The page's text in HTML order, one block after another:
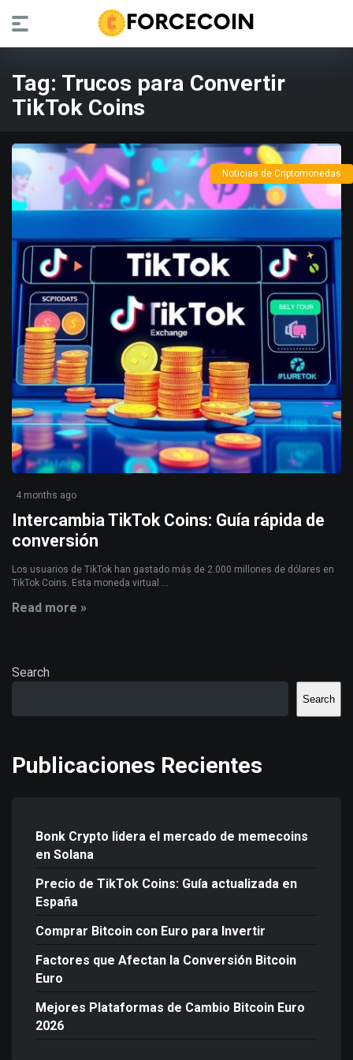
Tag: Trucos para Convertir
TikTok Coins
Noticias de Criptomonedas
4 months ago
Intercambia TikTok Coins: Guía rápida de
conversión
Los usuarios de TikTok han gastado más de 2.000 millones de dólares en
TikTok Coins. Esta moneda virtual ...
Read more »
Search
Search
Publicaciones Recientes
Bonk Crypto lidera el mercado de memecoins
en Solana
Precio de TikTok Coins: Guía actualizada en
España
Comprar Bitcoin con Euro para Invertir
Factores que Afectan la Conversión Bitcoin
Euro
Mejores Plataformas de Cambio Bitcoin Euro
2026